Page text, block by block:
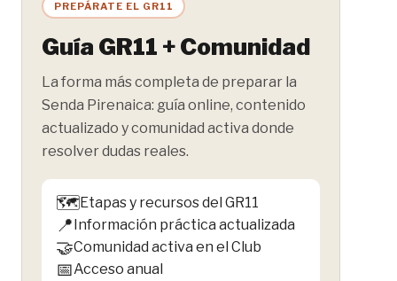
PREPÁRATE EL GR11
Guía GR11 + Comunidad
La forma más completa de preparar la
Senda Pirenaica: guía online, contenido
actualizado y comunidad activa donde
resolver dudas reales.
🗺️Etapas y recursos del GR11
📍Información práctica actualizada
🤝Comunidad activa en el Club
📅Acceso anual